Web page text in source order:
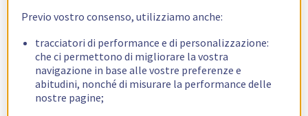
Previo vostro consenso, utilizziamo anche:
tracciatori di performance e di personalizzazione:
che ci permettono di migliorare la vostra
navigazione in base alle vostre preferenze e
abitudini, nonché di misurare la performance delle
nostre pagine;